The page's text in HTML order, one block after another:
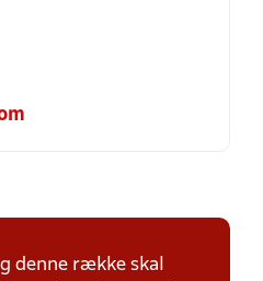
denne række skal